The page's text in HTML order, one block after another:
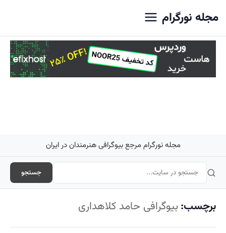
مجله نورگرام
مجله نورگرام مرجع بیوگرافی هنرمندان در ایران
جستجو
برچسب: بیوگرافی حامد کلاهداری